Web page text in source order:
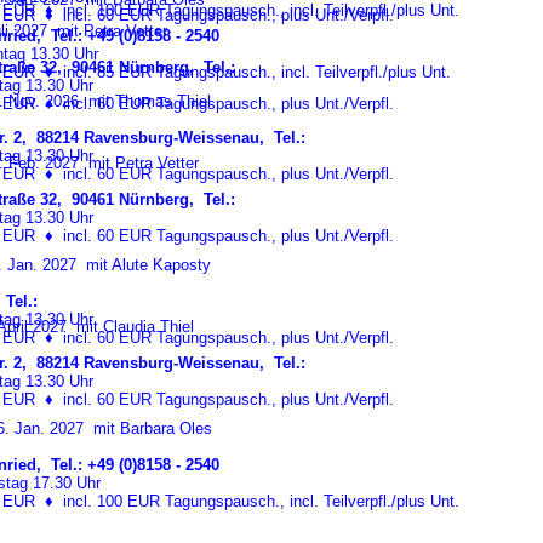
Tel.: +49 (0)8158 - 2540
13.30 Uhr
EUR♦incl. 85 EUR Tagungspausch., incl. Teilverpfl./plus Unt.
2027 mit Petra Vetter
32, 90461 Nürnberg, Tel.:
13.30 Uhr
♦ incl. 60 EUR Tagungspausch., plus Unt./Verpfl.
2027 mit Claudia Thiel
2, 88214 Ravensburg-Weissenau, Tel.:
13.30 Uhr
♦ incl. 60 EUR Tagungspausch., plus Unt./Verpfl.
♦ incl. 60 EUR Tagungspausch., plus Unt./Verpfl.
2027 mit Petra Vetter
32, 90461 Nürnberg, Tel.:
13.30 Uhr
♦incl. 60 EUR Tagungspausch., plus Unt./Verpfl.
EUR♦incl. 100 EUR Tagungspausch., incl. Teilverpfl./plus Unt.
2026 mit Thomas Thiel
2, 88214 Ravensburg-Weissenau, Tel.:
13.30 Uhr
♦incl. 60 EUR Tagungspausch., plus Unt./Verpfl.
2027 mit Alute Kaposty
Tel.:
13.30 Uhr
EUR♦incl. 60 EUR Tagungspausch., plus Unt./Verpfl.
Jan. 2027 mit Barbara Oles
Tel.: +49 (0)8158 - 2540
17.30 Uhr
♦ incl. 100 EUR Tagungspausch., incl. Teilverpfl./plus Unt.